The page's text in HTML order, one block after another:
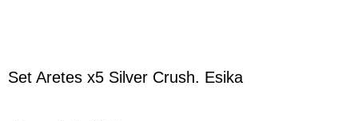
Set Aretes x5 Silver Crush. Esika